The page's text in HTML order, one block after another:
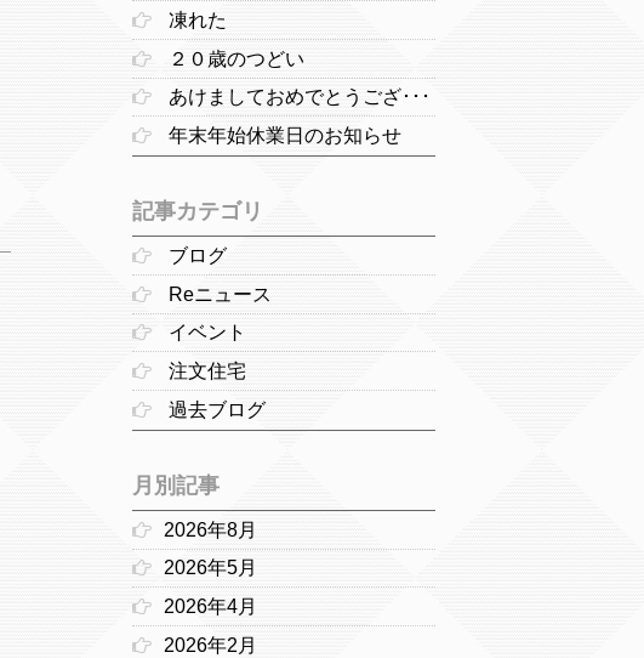
凍れた
２０歳のつどい
あけましておめでとうござ･･･
年末年始休業日のお知らせ
記事カテゴリ
ブログ
Reニュース
イベント
注文住宅
過去ブログ
月別記事
2026年8月
2026年5月
2026年4月
2026年2月